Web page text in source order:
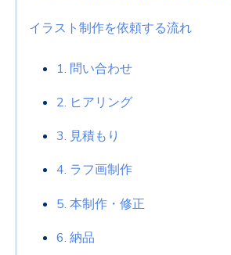
イラスト制作を依頼する流れ
1. 問い合わせ
2. ヒアリング
3. 見積もり
4. ラフ画制作
5. 本制作・修正
6. 納品